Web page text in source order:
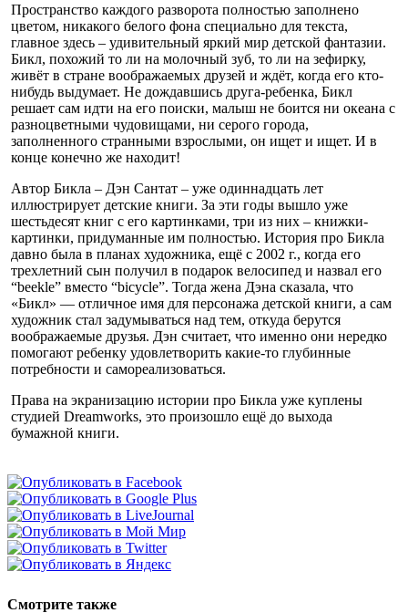
Пространство каждого разворота полностью заполнено
цветом, никакого белого фона специально для текста,
главное здесь – удивительный яркий мир детской фантазии.
Бикл, похожий то ли на молочный зуб, то ли на зефирку,
живёт в стране воображаемых друзей и ждёт, когда его кто-
нибудь выдумает. Не дождавшись друга-ребенка, Бикл
решает сам идти на его поиски, малыш не боится ни океана с
разноцветными чудовищами, ни серого города,
заполненного странными взрослыми, он ищет и ищет. И в
конце конечно же находит!
Автор Бикла – Дэн Сантат – уже одиннадцать лет
иллюстрирует детские книги. За эти годы вышло уже
шестьдесят книг с его картинками, три из них – книжки-
картинки, придуманные им полностью. История про Бикла
давно была в планах художника, ещё с 2002 г., когда его
трехлетний сын получил в подарок велосипед и назвал его
“beekle” вместо “bicycle”. Тогда жена Дэна сказала, что
«Бикл» — отличное имя для персонажа детской книги, а сам
художник стал задумываться над тем, откуда берутся
воображаемые друзья. Дэн считает, что именно они нередко
помогают ребенку удовлетворить какие-то глубинные
потребности и самореализоваться.
Права на экранизацию истории про Бикла уже куплены
студией Dreamworks, это произошло ещё до выхода
бумажной книги.
Смотрите также